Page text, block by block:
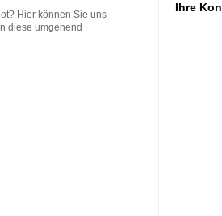
Hier können Sie uns
diese umgehend
Ihre